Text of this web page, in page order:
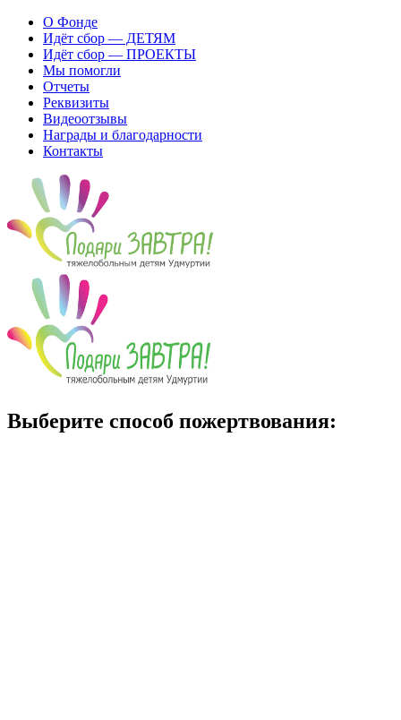
О Фонде
Идёт сбор — ДЕТЯМ
Идёт сбор — ПРОЕКТЫ
Мы помогли
Отчеты
Реквизиты
Видеоотзывы
Награды и благодарности
Контакты
Выберите способ пожертвования: